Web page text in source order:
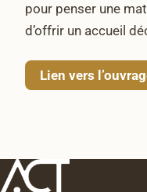
pour penser une
d’offrir un accueil
Lien vers